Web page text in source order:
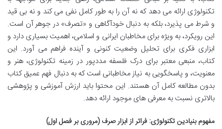
تکنولوژی ارائه می دهد که نه آن را به طور کامل نفی می کند و نه بی قید
و شرط می پذیرد، بلکه به دنبال خودآگاهی و «تصرف» در جوهر آن است.
این رویکرد، به ویژه برای مخاطبان ایرانی و اسلامی، اهمیت بسیاری دارد و
ابزاری فکری برای تحلیل وضعیت کنونی و آینده فراهم می آورد. این
کتاب، منبعی معتبر برای درک فلسفه مددپور در زمینه تکنولوژی، هنر و
معنویت، و پاسخگویی به نیاز مخاطبانی است که به دنبال فهم عمیق کتاب
بدون مطالعه کامل آن هستند. این محتوا باید ارزش آموزشی و پژوهشی
بالاتری نسبت به معرفی های موجود ارائه دهد.
مفهوم بنیادین تکنولوژی: فراتر از ابزار صرف (مروری بر فصل اول)